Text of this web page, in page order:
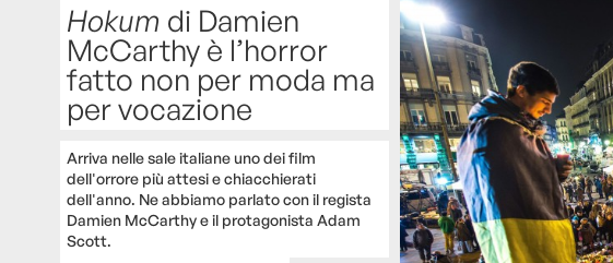
Hokum di Damien
McCarthy è l’horror
fatto non per moda ma
per vocazione
Arriva nelle sale italiane uno dei film
dell'orrore più attesi e chiacchierati
dell'anno. Ne abbiamo parlato con il regista
Damien McCarthy e il protagonista Adam
Scott.